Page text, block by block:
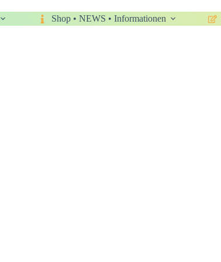
Shop • NEWS • Informationen